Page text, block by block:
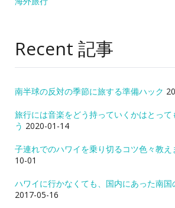
Recent 記事
南半球の反対の季節に旅する準備ハック
旅行には音楽をどう持っていくかはとっ
う 2020-01-14
子連れでのハワイを乗り切るコツ色々教え
10-01
ハワイに行かなくても、国内にあった南国
2017-05-16